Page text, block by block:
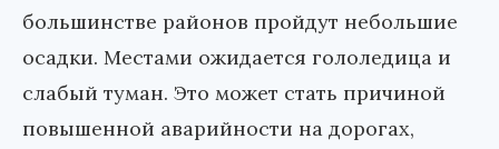
большинстве районов пройдут небольшие
осадки. Местами ожидается гололедица и
слабый туман. Это может стать причиной
повышенной аварийности на дорогах,